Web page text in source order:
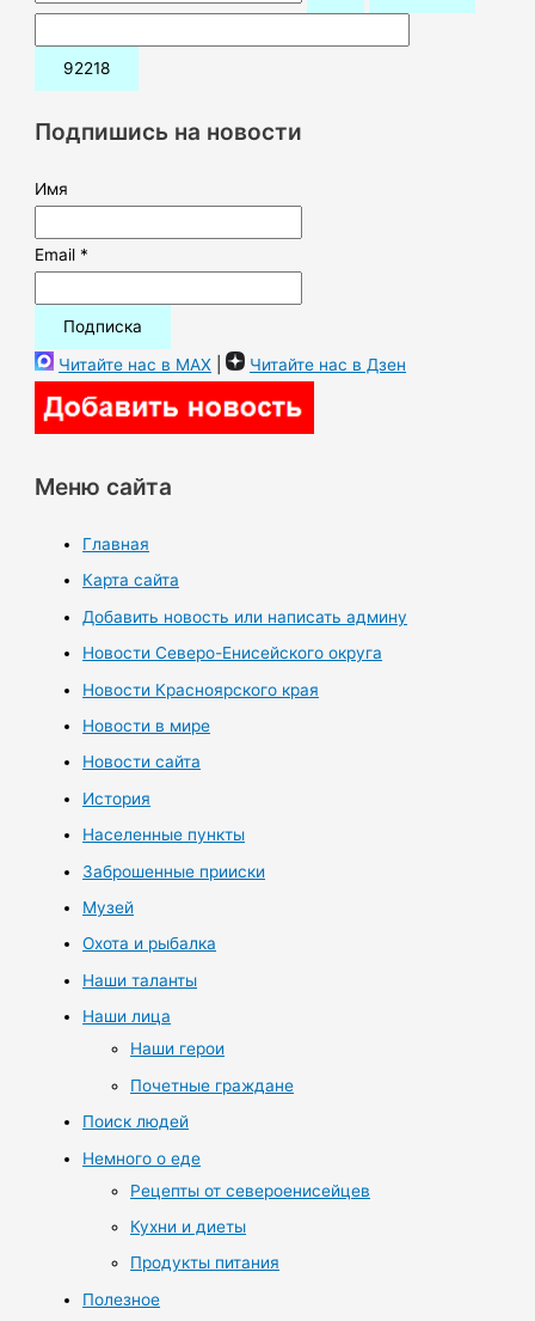
о
и
:Подпишись на новости
Имя
Email *
Читайте нас в MAX | Читайте нас в Дзен
Меню сайта
Главная
Карта сайта
Добавить новость или написать админу
Новости Северо-Енисейского округа
Новости Красноярского края
Новости в мире
Новости сайта
История
Населенные пункты
Заброшенные прииски
Музей
Охота и рыбалка
Наши таланты
Наши лица
Наши герои
Почетные граждане
Поиск людей
Немного о еде
Рецепты от североенисейцев
Кухни и диеты
Продукты питания
Полезное